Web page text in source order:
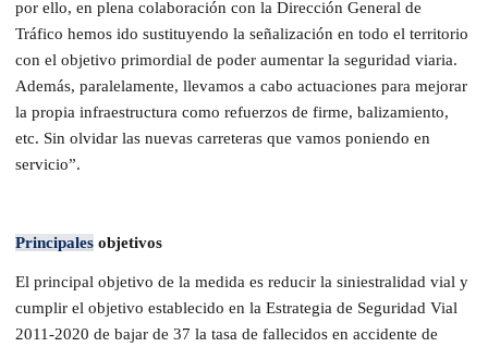
por ello, en plena colaboración con la Dirección General de
Tráfico hemos ido sustituyendo la señalización en todo el territorio
con el objetivo primordial de poder aumentar la seguridad viaria.
Además, paralelamente, llevamos a cabo actuaciones para mejorar
la propia infraestructura como refuerzos de firme, balizamiento,
etc. Sin olvidar las nuevas carreteras que vamos poniendo en
servicio”.
Principales objetivos
El principal objetivo de la medida es reducir la siniestralidad vial y
cumplir el objetivo establecido en la Estrategia de Seguridad Vial
2011-2020 de bajar de 37 la tasa de fallecidos en accidente de